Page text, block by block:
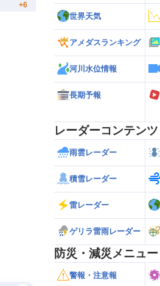
世界天気
アメダスランキング
河川水位情報
長期予報
レーダーコンテンツ
雨雲レーダー
積雪レーダー
雷レーダー
ゲリラ雷雨レーダー
防災・減災メニュー
警報・注意報